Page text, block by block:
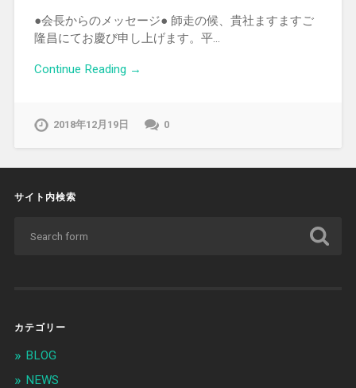
●会長からのメッセージ● 師走の候、貴社ますますご
隆昌にてお慶び申し上げます。平…
Continue Reading →
2018年12月19日 0
サイト内検索
カテゴリー
BLOG
NEWS